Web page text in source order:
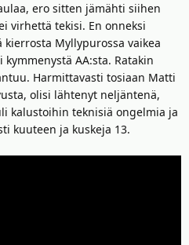
ero sitten jämähti siihen
virhettä tekisi. En onneksi
Myllypurossa vaikea
AA:sta. Ratakin
Harmittavasti tosiaan Matti
olisi lähtenyt neljäntenä,
kalustoihin teknisiä ongelmia ja
kuuteen ja kuskeja 13.